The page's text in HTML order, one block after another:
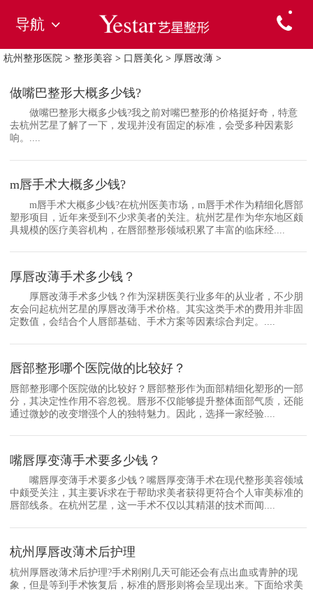
导航
杭州整形医院 > 整形美容 > 口唇美化 > 厚唇改薄 >
做嘴巴整形大概多少钱?
做嘴巴整形大概多少钱?我之前对嘴巴整形的价格挺好奇，特意
去杭州艺星了解了一下，发现并没有固定的标准，会受多种因素影
响。....
m唇手术大概多少钱?
m唇手术大概多少钱?在杭州医美市场，m唇手术作为精细化唇部
塑形项目，近年来受到不少求美者的关注。杭州艺星作为华东地区颇
具规模的医疗美容机构，在唇部整形领域积累了丰富的临床经....
厚唇改薄手术多少钱？
厚唇改薄手术多少钱？作为深耕医美行业多年的从业者，不少朋
友会问起杭州艺星的厚唇改薄手术价格。其实这类手术的费用并非固
定数值，会结合个人唇部基础、手术方案等因素综合判定。....
唇部整形哪个医院做的比较好？
唇部整形哪个医院做的比较好？唇部整形作为面部精细化塑形的一部
分，其决定性作用不容忽视。唇形不仅能够提升整体面部气质，还能
通过微妙的改变增强个人的独特魅力。因此，选择一家经验....
嘴唇厚变薄手术要多少钱？
嘴唇厚变薄手术要多少钱？嘴唇厚变薄手术在现代整形美容领域
中颇受关注，其主要诉求在于帮助求美者获得更符合个人审美标准的
唇部线条。在杭州艺星，这一手术不仅以其精湛的技术而闻....
杭州厚唇改薄术后护理
杭州厚唇改薄术后护理?手术刚刚几天可能还会有点出血或青肿的现
象，但是等到手术恢复后，标准的唇形则将会呈现出来。下面给求美